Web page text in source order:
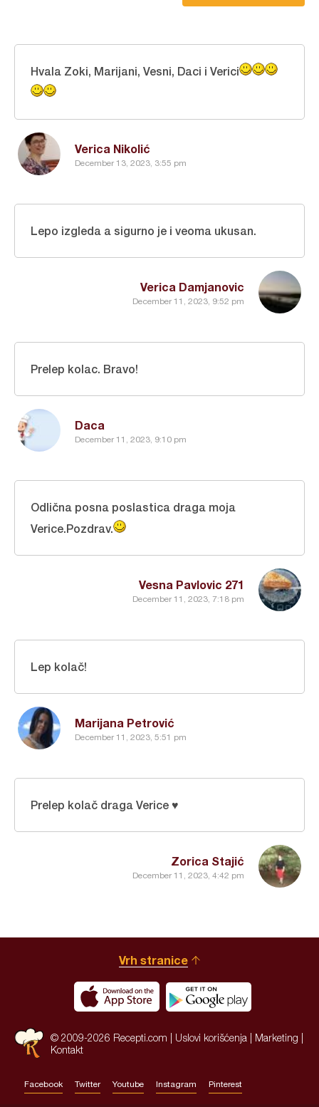
Verica Nikolić
December 13, 2023, 3:55 pm
Hvala Zoki, Marijani, Vesni, Daci i Verici
Verica Damjanovic
December 11, 2023, 9:52 pm
Lepo izgleda a sigurno je i veoma ukusan.
Daca
December 11, 2023, 9:10 pm
Prelep kolac. Bravo!
Vesna Pavlovic 271
December 11, 2023, 7:18 pm
Odlična posna poslastica draga moja
Verice.Pozdrav.
Marijana Petrović
December 11, 2023, 5:51 pm
Lep kolač!
Zorica Stajić
December 11, 2023, 4:42 pm
Prelep kolač draga Verice ♥
Vrh stranice
© 2009-2026 Recepti.com | Uslovi korišćenja Marketing
Kontakt
Facebook Twitter Youtube Instagram Pinterest